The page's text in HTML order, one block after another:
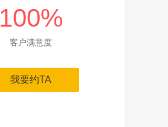
100%
客户满意度
我要约TA